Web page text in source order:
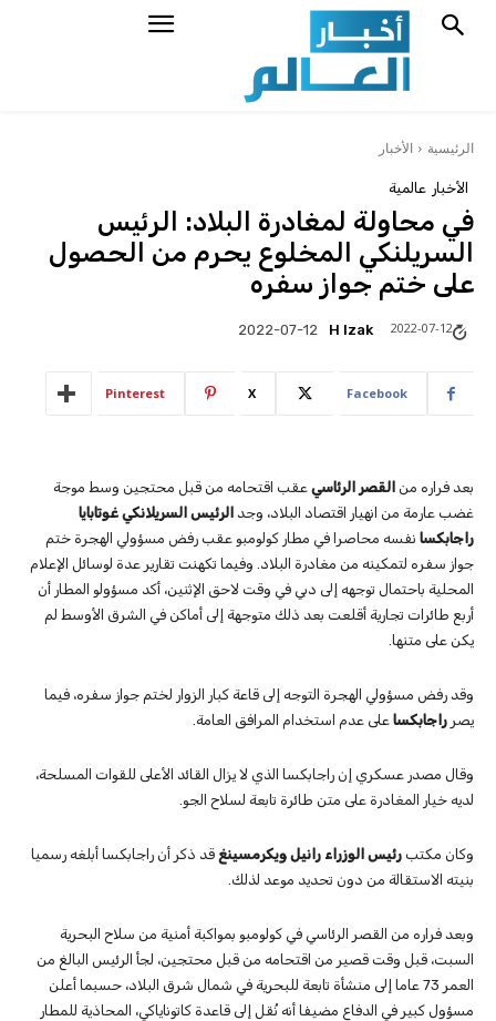
الرئيسية الأخبار
الأخبار عالمية
في محاولة لمغادرة البلاد: الرئيس
السريلنكي المخلوع يحرم من الحصول
على ختم جواز سفره
H Izak
2022-07-12 2022-07-12
Facebook
X
Pinterest
بعد فراره من القصر الرئاسي عقب اقتحامه من قبل محتجين وسط موجة
غضب عارمة من انهيار اقتصاد البلاد، وجد الرئيس السريلانكي غوتابايا
راجابكسا نفسه محاصرا في مطار كولومبو عقب رفض مسؤولي الهجرة ختم
جواز سفره لتمكينه من مغادرة البلاد. وفيما تكهنت تقارير عدة لوسائل الإعلام
المحلية باحتمال توجهه إلى دبي في وقت لاحق الإثنين، أكد مسؤولو المطار أن
أربع طائرات تجارية أقلعت بعد ذلك متوجهة إلى أماكن في الشرق الأوسط لم
يكن على متنها.
وقد رفض مسؤولي الهجرة التوجه إلى قاعة كبار الزوار لختم جواز سفره، فيما
يصر راجابكسا على عدم استخدام المرافق العامة.
وقال مصدر عسكري إن راجابكسا الذي لا يزال القائد الأعلى للقوات المسلحة،
لديه خيار المغادرة على متن طائرة تابعة لسلاح الجو.
وكان مكتب رئيس الوزراء رانيل ويكرمسينغ قد ذكر أن راجابكسا أبلغه رسميا
بنيته الاستقالة من دون تحديد موعد لذلك.
وبعد فراره من القصر الرئاسي في كولومبو بمواكبة أمنية من سلاح البحرية
السبت، قبل وقت قصير من اقتحامه من قبل محتجين، لجأ الرئيس البالغ من
العمر 73 عاما إلى منشأة تابعة للبحرية في شمال شرق البلاد، حسبما أعلن
مسؤول كبير في الدفاع مضيفا أنه نُقل إلى قاعدة كاتوناياكي، المحاذية للمطار